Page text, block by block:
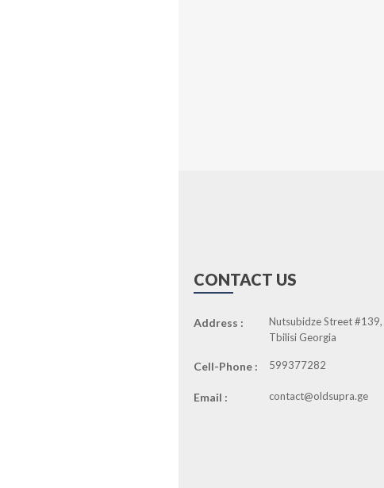
CONTACT US
Address :
Nutsubidze Street #139,
Tbilisi Georgia
Cell-Phone : 599377282
Email : contact@oldsupra.ge